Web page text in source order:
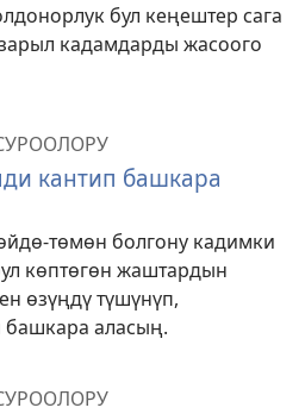
бул кеңештер сага
кадамдарды жасоого
кантип башкара
төмөн болгону кадимки
көптөгөн жаштардын
өзүңдү түшүнүп,
аласың.